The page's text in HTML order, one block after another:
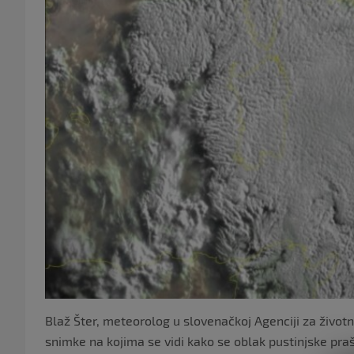
Blaž Šter, meteorolog u slovenačkoj Agenciji za
snimke na kojima se vidi kako se oblak pustinjske